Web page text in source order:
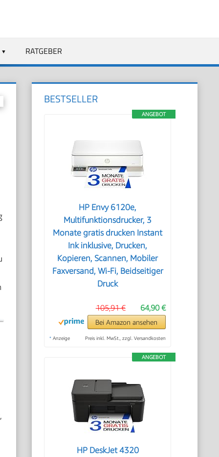
RATGEBER
BESTSELLER
ANGEBOT
HP Envy 6120e,
Multifunktionsdrucker, 3
Monate gratis drucken Instant
Ink inklusive, Drucken,
Kopieren, Scannen, Mobiler
Faxversand, Wi-Fi, Beidseitiger
Druck
64,90 €
105,91 €
Bei Amazon ansehen
* Anzeige Preis inkl. MwSt., zzgl. Versandkosten
ANGEBOT
HP DeskJet 4320